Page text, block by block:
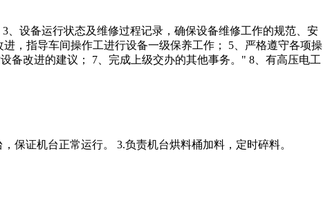
设备运行状态及维修过程记录，确保设备维修工作的规范、安
，指导车间操作工进行设备一级保养工作； 5、严格遵守各项操
备改进的建议； 7、完成上级交办的其他事务。" 8、有高压电工
保证机台正常运行。 3.负责机台烘料桶加料，定时碎料。